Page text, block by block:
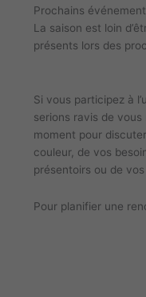
Prochains
La saison est loin
présents lors des
Si vous participez à
serions ravis de
moment pour
couleur, de vos
présentoirs ou de
Pour planifier une